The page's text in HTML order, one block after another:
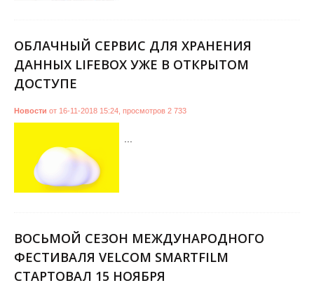
ОБЛАЧНЫЙ СЕРВИС ДЛЯ ХРАНЕНИЯ
ДАННЫХ LIFEBOX УЖЕ В ОТКРЫТОМ
ДОСТУПЕ
Новости от 16-11-2018 15:24 просмотров 2 733
ВОСЬМОЙ СЕЗОН МЕЖДУНАРОДНОГО
ФЕСТИВАЛЯ VELCOM SMARTFILM
СТАРТОВАЛ 15 НОЯБРЯ